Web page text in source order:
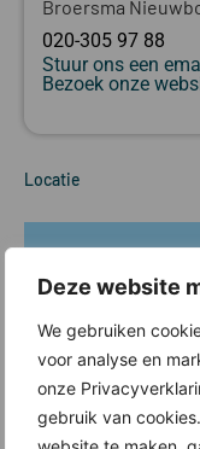
Deze website
We gebruiken
voor analyse en
onze
gebruik van
Broersma
020-305 97 88
Stuur ons een
Bezoek onze
Locatie